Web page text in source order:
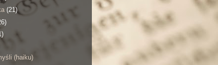
(21)
(haiku)